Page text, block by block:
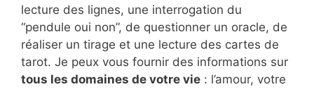
lecture des lignes, une interrogation du
“pendule oui non”, de questionner un oracle, de
réaliser un tirage et une lecture des cartes de
tarot. Je peux vous fournir des informations sur
tous les domaines de votre vie : l’amour, votre